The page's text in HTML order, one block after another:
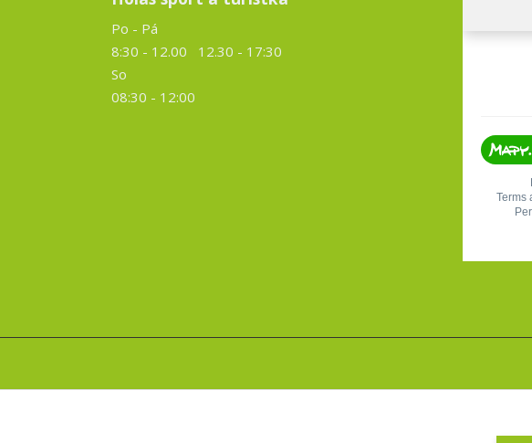
Po - Pá
8:30 - 12.00 12.30 - 17:30
So
08:30 - 12:00